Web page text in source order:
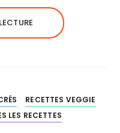
RECETTES VEGGIE
LES RECETTES